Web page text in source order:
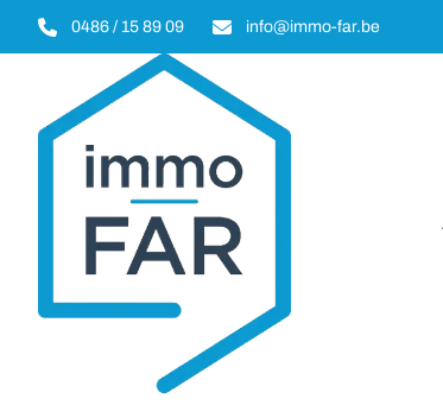
Aller au contenu principal
0486 / 15 89 09 info@immo-far.be